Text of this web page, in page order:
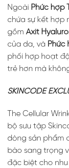
Ngoài Phức hợp
chứa sự kết hợp
gồm Axit
của da, và Phức
phối hợp hoạt
trẻ hơn mà
SKINCODE
The Cellular
bộ sưu tập
dòng sản phẩm
bào sang trọng
đặc biệt cho